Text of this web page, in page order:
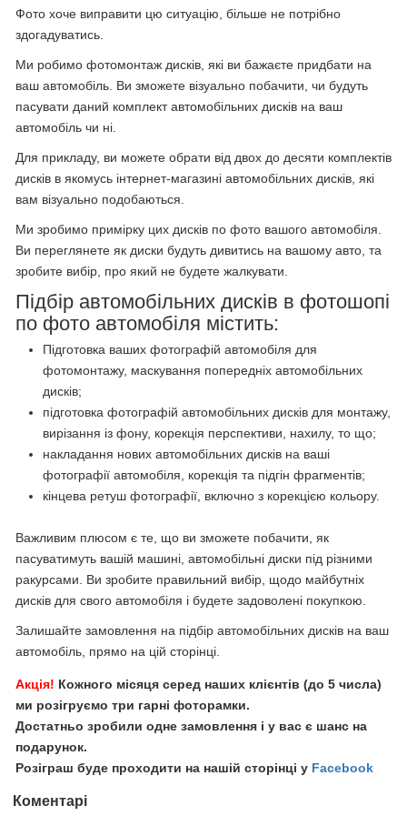
Фото хоче виправити цю ситуацію, більше не потрібно
здогадуватись.
Ми робимо фотомонтаж дисків, які ви бажаєте придбати на
ваш автомобіль. Ви зможете візуально побачити, чи будуть
пасувати даний комплект автомобільних дисків на ваш
автомобіль чи ні.
Для прикладу, ви можете обрати від двох до десяти комплектів
дисків в якомусь інтернет-магазині автомобільних дисків, які
вам візуально подобаються.
Ми зробимо примірку цих дисків по фото вашого автомобіля.
Ви переглянете як диски будуть дивитись на вашому авто, та
зробите вибір, про який не будете жалкувати.
Підбір автомобільних дисків в фотошопі
по фото автомобіля містить:
Підготовка ваших фотографій автомобіля для
фотомонтажу, маскування попередніх автомобільних
дисків;
підготовка фотографій автомобільних дисків для монтажу,
вирізання із фону, корекція перспективи, нахилу, то що;
накладання нових автомобільних дисків на ваші
фотографії автомобіля, корекція та підгін фрагментів;
кінцева ретуш фотографії, включно з корекцією кольору.
Важливим плюсом є те, що ви зможете побачити, як
пасуватимуть вашій машині, автомобільні диски під різними
ракурсами. Ви зробите правильний вибір, щодо майбутніх
дисків для свого автомобіля і будете задоволені покупкою.
Залишайте замовлення на підбір автомобільних дисків на ваш
автомобіль, прямо на цій сторінці.
Акція! Кожного місяця серед наших клієнтів (до 5 числа)
ми розігруємо три гарні фоторамки.
Достатньо зробили одне замовлення і у вас є шанс на
подарунок.
Розіграш буде проходити на нашій сторінці у Facebook
Коментарі